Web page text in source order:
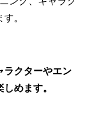
。
ラクターやエン
めます。